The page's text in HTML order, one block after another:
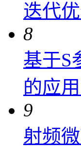
迭代
8
基于S
的应
9
射频